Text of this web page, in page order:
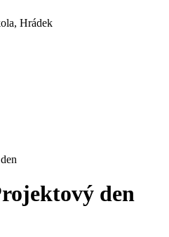
den